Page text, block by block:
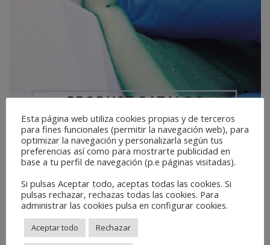
DOWNLOAD
Esta página web utiliza cookies propias y de terceros
para fines funcionales (permitir la navegación web), para
optimizar la navegación y personalizarla según tus
preferencias así como para mostrarte publicidad en
base a tu perfil de navegación (p.e páginas visitadas).
Si pulsas Aceptar todo, aceptas todas las cookies. Si
pulsas rechazar, rechazas todas las cookies. Para
administrar las cookies pulsa en configurar cookies.
Aceptar todo Rechazar